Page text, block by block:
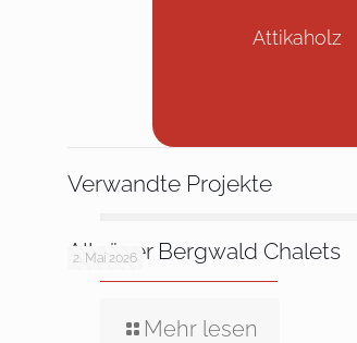
Attikaholz
Verwandte Projekte
2. Mai 2026
Allgäuer Bergwald Chalets
Mehr lesen